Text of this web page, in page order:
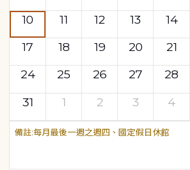
10
11 12 13 14
17
18 19 20 21
24
25 26 27 28
31
1 2 3 4
每月最後一週之週四、國定假日休館